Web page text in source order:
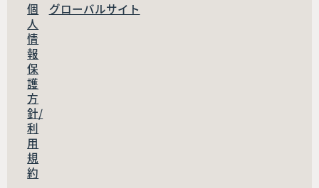
個
人
情
報
保
護
方
針/
利
用
規
約
グローバルサイト